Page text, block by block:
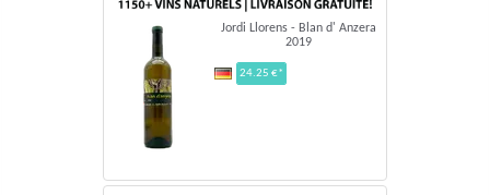
Jordi Llorens - Blan d' Anzera
2019
24.25 €*